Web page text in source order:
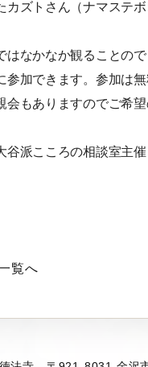
カズトさん（ナマステボ
はなかなか観ることの
参加できます。参加は無
会もありますのでご希
谷派こころの相談室主催